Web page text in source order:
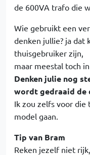
de 600VA trafo die
Wie gebruikt een
denken jullie? ja dat
thuisgebruiker zijn,
maar meestal toch
Denken julie nog
wordt gedraaid de
Ik zou zelfs voor die
model gaan.
Tip van Bram
Reken jezelf niet